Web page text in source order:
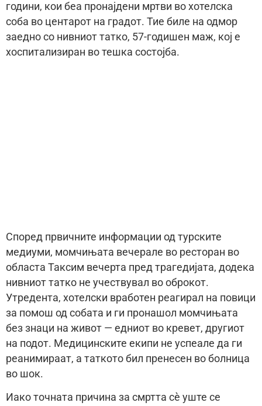
години, кои беа пронајдени мртви во хотелска
соба во центарот на градот. Тие биле на одмор
заедно со нивниот татко, 57-годишен маж, кој е
хоспитализиран во тешка состојба.
Според првичните информации од турските
медиуми, момчињата вечерале во ресторан во
областа Таксим вечерта пред трагедијата, додека
нивниот татко не учествувал во оброкот.
Утредента, хотелски вработен реагирал на повици
за помош од собата и ги пронашол момчињата
без знаци на живот — едниот во кревет, другиот
на подот. Медицинските екипи не успеале да ги
реанимираат, а таткото бил пренесен во болница
во шок.
Иако точната причина за смртта сè уште се